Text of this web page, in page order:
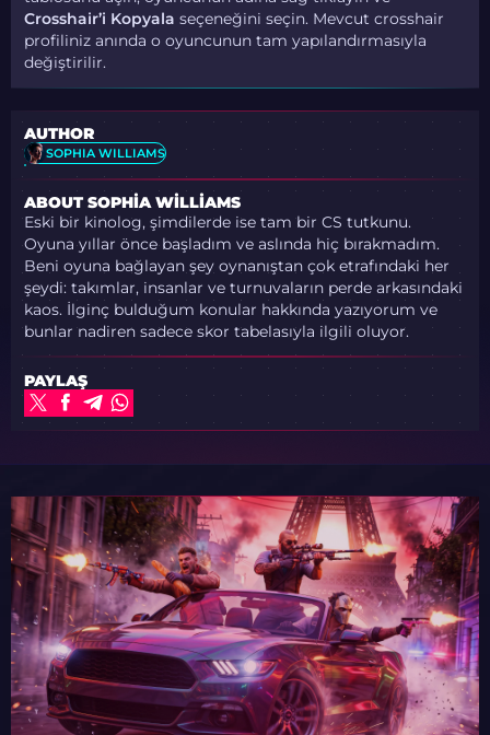
Crosshair’i Kopyala seçeneğini seçin. Mevcut crosshair
profiliniz anında o oyuncunun tam yapılandırmasıyla
değiştirilir.
AUTHOR
SOPHIA WILLIAMS
ABOUT SOPHIA WILLIAMS
Eski bir kinolog, şimdilerde ise tam bir CS tutkunu.
Oyuna yıllar önce başladım ve aslında hiç bırakmadım.
Beni oyuna bağlayan şey oynanıştan çok etrafındaki her
şeydi: takımlar, insanlar ve turnuvaların perde arkasındaki
kaos. İlginç bulduğum konular hakkında yazıyorum ve
bunlar nadiren sadece skor tabelasıyla ilgili oluyor.
PAYLAŞ